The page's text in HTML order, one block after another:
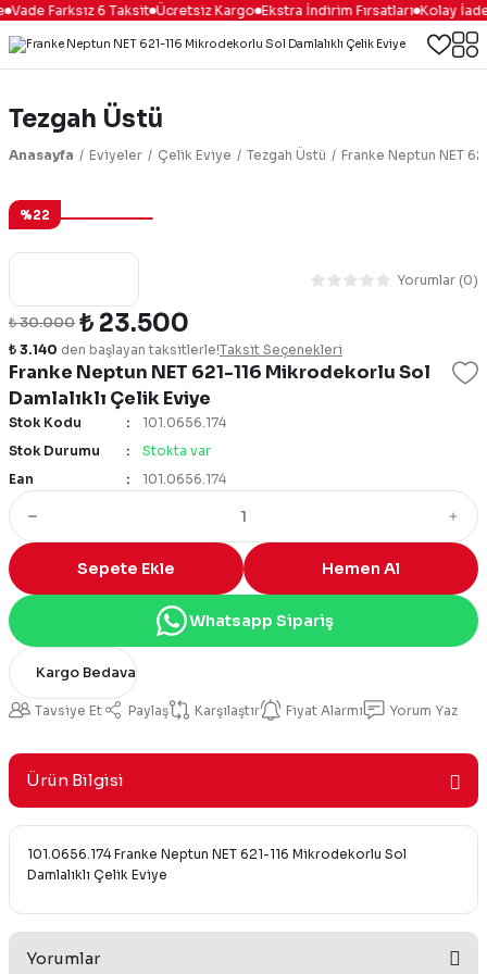
Vade Farksız 6 Taksit Ücretsiz Kargo Ekstra İndirim Fırsatları Kolay
Tezgah Üstü
Anasayfa Eviyeler Çelik Eviye Tezgah Üstü Franke Neptun NET
%22
Yorumlar (0)
Franke Neptun NET 621-116 Mikrodekorlu Sol
Damlalıklı Çelik Eviye
₺ 30.000 ₺ 23.500
₺ 3.140 den başlayan taksitlerle!Taksit Seçenekleri
Stok Kodu
101.0656.174
Stok Durumu
Stokta var
Ean
101.0656.174
Sepete Ekle Hemen Al
Whatsapp Sipariş
Kargo Bedava
Tavsiye Et Paylaş Karşılaştır Fiyat Alarmı Yorum Yaz
Ürün Bilgisi
101.0656.174 Franke Neptun NET 621-116 Mikrodekorlu Sol
Damlalıklı Çelik Eviye
Yorumlar